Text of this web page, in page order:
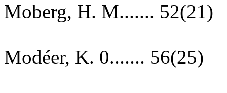
Moberg, H. M....... 52(21)
Modéer, K. 0....... 56(25)